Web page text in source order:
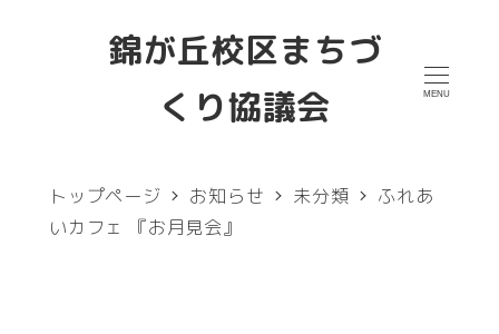
錦が丘校区まちづ
くり協議会
MENU
トップページ お知らせ 未分類
ふれあ
いカフェ 『お月見会』